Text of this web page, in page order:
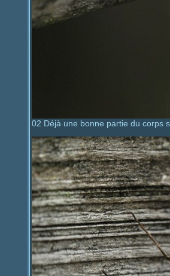
02 Déjà une bonne partie du corps